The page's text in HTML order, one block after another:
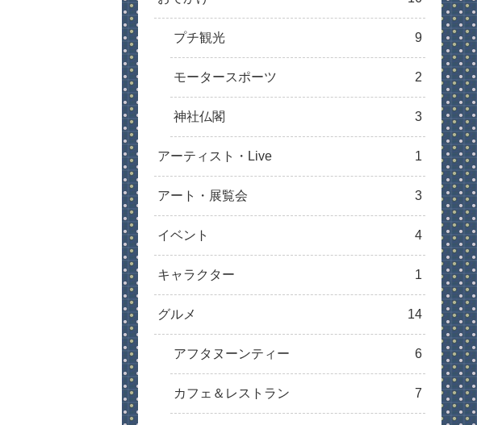
プチ観光 9
モータースポーツ 2
神社仏閣 3
アーティスト・Live 1
アート・展覧会 3
イベント 4
キャラクター 1
グルメ 14
アフタヌーンティー 6
カフェ＆レストラン 7